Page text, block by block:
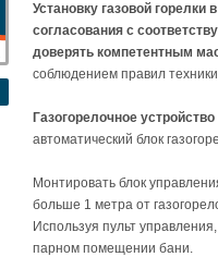
Установку газовой горелки
согласования с
доверять компетентным
соблюдением правил
Газогорелочное
автоматический блок
Монтировать блок
больше 1 метра от
Используя пульт
парном помещении бани.